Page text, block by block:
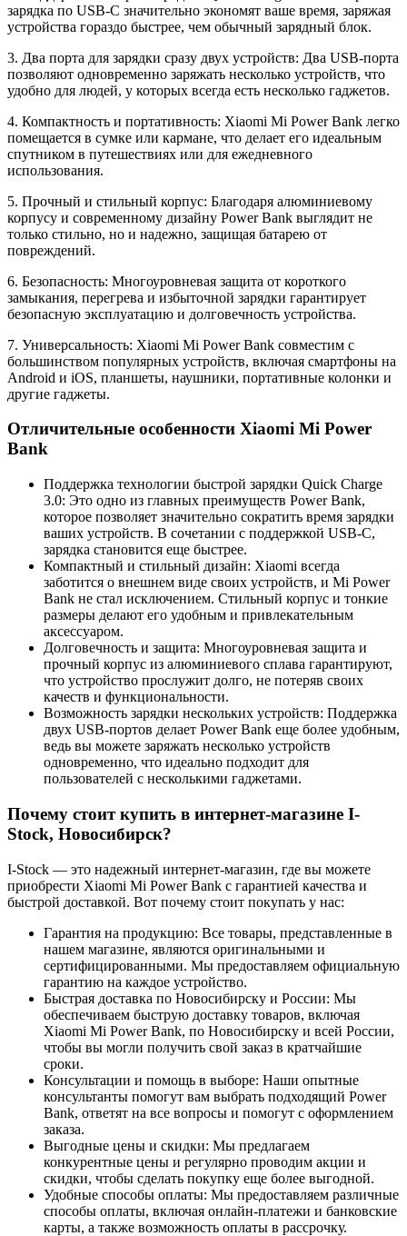
зарядка по USB-C значительно экономят ваше время, заряжая
устройства гораздо быстрее, чем обычный зарядный блок.
3. Два порта для зарядки сразу двух устройств: Два USB-порта
позволяют одновременно заряжать несколько устройств, что
удобно для людей, у которых всегда есть несколько гаджетов.
4. Компактность и портативность: Xiaomi Mi Power Bank легко
помещается в сумке или кармане, что делает его идеальным
спутником в путешествиях или для ежедневного
использования.
5. Прочный и стильный корпус: Благодаря алюминиевому
корпусу и современному дизайну Power Bank выглядит не
только стильно, но и надежно, защищая батарею от
повреждений.
6. Безопасность: Многоуровневая защита от короткого
замыкания, перегрева и избыточной зарядки гарантирует
безопасную эксплуатацию и долговечность устройства.
7. Универсальность: Xiaomi Mi Power Bank совместим с
большинством популярных устройств, включая смартфоны на
Android и iOS, планшеты, наушники, портативные колонки и
другие гаджеты.
Отличительные особенности Xiaomi Mi Power
Bank
Поддержка технологии быстрой зарядки Quick Charge
3.0: Это одно из главных преимуществ Power Bank,
которое позволяет значительно сократить время зарядки
ваших устройств. В сочетании с поддержкой USB-C,
зарядка становится еще быстрее.
Компактный и стильный дизайн: Xiaomi всегда
заботится о внешнем виде своих устройств, и Mi Power
Bank не стал исключением. Стильный корпус и тонкие
размеры делают его удобным и привлекательным
аксессуаром.
Долговечность и защита: Многоуровневая защита и
прочный корпус из алюминиевого сплава гарантируют,
что устройство прослужит долго, не потеряв своих
качеств и функциональности.
Возможность зарядки нескольких устройств: Поддержка
двух USB-портов делает Power Bank еще более удобным,
ведь вы можете заряжать несколько устройств
одновременно, что идеально подходит для
пользователей с несколькими гаджетами.
Почему стоит купить в интернет-магазине I-
Stock, Новосибирск?
I-Stock — это надежный интернет-магазин, где вы можете
приобрести Xiaomi Mi Power Bank с гарантией качества и
быстрой доставкой. Вот почему стоит покупать у нас:
Гарантия на продукцию: Все товары, представленные в
нашем магазине, являются оригинальными и
сертифицированными. Мы предоставляем официальную
гарантию на каждое устройство.
Быстрая доставка по Новосибирску и России: Мы
обеспечиваем быструю доставку товаров, включая
Xiaomi Mi Power Bank, по Новосибирску и всей России,
чтобы вы могли получить свой заказ в кратчайшие
сроки.
Консультации и помощь в выборе: Наши опытные
консультанты помогут вам выбрать подходящий Power
Bank, ответят на все вопросы и помогут с оформлением
заказа.
Выгодные цены и скидки: Мы предлагаем
конкурентные цены и регулярно проводим акции и
скидки, чтобы сделать покупку еще более выгодной.
Удобные способы оплаты: Мы предоставляем различные
способы оплаты, включая онлайн-платежи и банковские
карты, а также возможность оплаты в рассрочку.